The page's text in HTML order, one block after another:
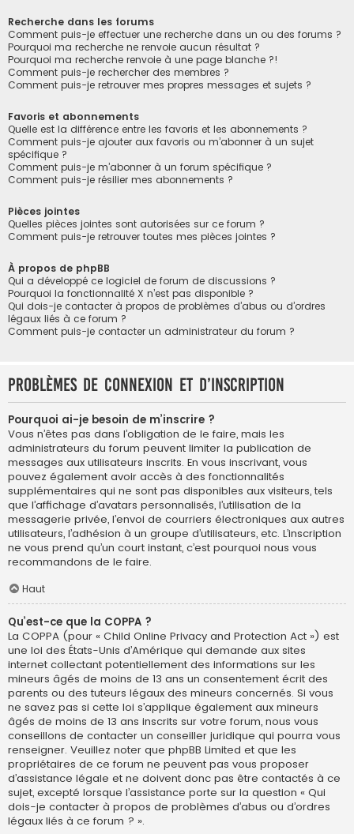
Recherche dans les forums
Comment puis-je effectuer une recherche dans un ou des forums ?
Pourquoi ma recherche ne renvoie aucun résultat ?
Pourquoi ma recherche renvoie à une page blanche ?!
Comment puis-je rechercher des membres ?
Comment puis-je retrouver mes propres messages et sujets ?
Favoris et abonnements
Quelle est la différence entre les favoris et les abonnements ?
Comment puis-je ajouter aux favoris ou m’abonner à un sujet
spécifique ?
Comment puis-je m’abonner à un forum spécifique ?
Comment puis-je résilier mes abonnements ?
Pièces jointes
Quelles pièces jointes sont autorisées sur ce forum ?
Comment puis-je retrouver toutes mes pièces jointes ?
À propos de phpBB
Qui a développé ce logiciel de forum de discussions ?
Pourquoi la fonctionnalité X n’est pas disponible ?
Qui dois-je contacter à propos de problèmes d’abus ou d’ordres
légaux liés à ce forum ?
Comment puis-je contacter un administrateur du forum ?
Problèmes de connexion et d’inscription
Pourquoi ai-je besoin de m’inscrire ?
Vous n’êtes pas dans l’obligation de le faire, mais les
administrateurs du forum peuvent limiter la publication de
messages aux utilisateurs inscrits. En vous inscrivant, vous
pouvez également avoir accès à des fonctionnalités
supplémentaires qui ne sont pas disponibles aux visiteurs, tels
que l’affichage d’avatars personnalisés, l’utilisation de la
messagerie privée, l’envoi de courriers électroniques aux autres
utilisateurs, l’adhésion à un groupe d’utilisateurs, etc. L’inscription
ne vous prend qu’un court instant, c’est pourquoi nous vous
recommandons de le faire.
Haut
Qu’est-ce que la COPPA ?
La COPPA (pour « Child Online Privacy and Protection Act ») est
une loi des États-Unis d’Amérique qui demande aux sites
internet collectant potentiellement des informations sur les
mineurs âgés de moins de 13 ans un consentement écrit des
parents ou des tuteurs légaux des mineurs concernés. Si vous
ne savez pas si cette loi s’applique également aux mineurs
âgés de moins de 13 ans inscrits sur votre forum, nous vous
conseillons de contacter un conseiller juridique qui pourra vous
renseigner. Veuillez noter que phpBB Limited et que les
propriétaires de ce forum ne peuvent pas vous proposer
d’assistance légale et ne doivent donc pas être contactés à ce
sujet, excepté lorsque l’assistance porte sur la question « Qui
dois-je contacter à propos de problèmes d’abus ou d’ordres
légaux liés à ce forum ? ».